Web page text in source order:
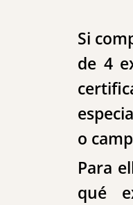
Si
de 4
o
Para
qué